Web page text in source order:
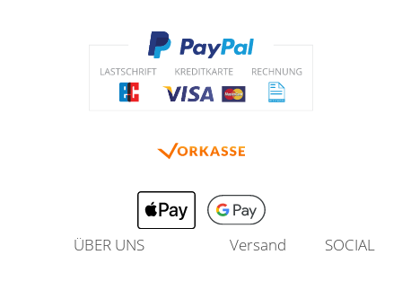
ÜBER UNS Versand SOCIAL